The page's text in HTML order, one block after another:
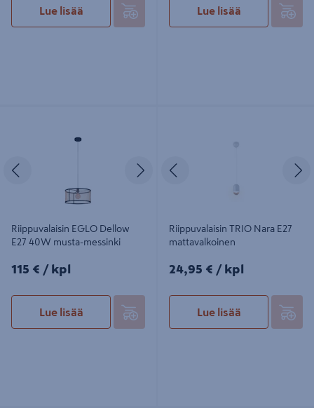
Lue lisää Lue lisää
Seuraava
Riippuvalaisin EGLO Dellow
E27 40W musta-messinki
115€/kpl
115 € / kpl
Lue lisää
Riippuvalaisin TRIO Nara E27
mattavalkoinen
24,95€/kpl
24,95 € / kpl
Lue lisää